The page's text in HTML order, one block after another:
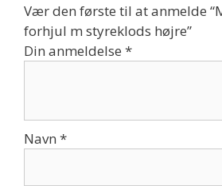
Vær den første til at anmelde
forhjul m styreklods højre”
Din anmeldelse *
Navn *